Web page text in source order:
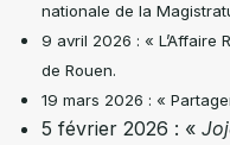
nationale de la
9 avril 2026 : « L’Affaire
de Rouen.
19 mars 2026 : «
5 février 2026 : «